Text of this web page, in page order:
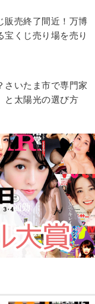
販売終了間近！万博
くじ売り場を売り
さいたま市で専門家
と太陽光の選び方